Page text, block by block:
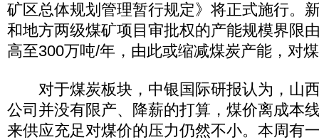
矿区总体规划管理暂行规定》将正式施行。
和地方两级煤矿项目审批权的产能规模界限
高至300万吨/年，由此或缩减煤炭产能，对
对于煤炭板块，中银国际研报认为，山
公司并没有限产、降薪的打算，煤价离成本
来供应充足对煤价的压力仍然不小。本周有